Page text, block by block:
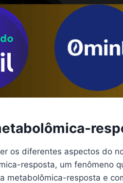
os diferentes aspectos do
resposta, um fenômeno
metabolômica-resposta e